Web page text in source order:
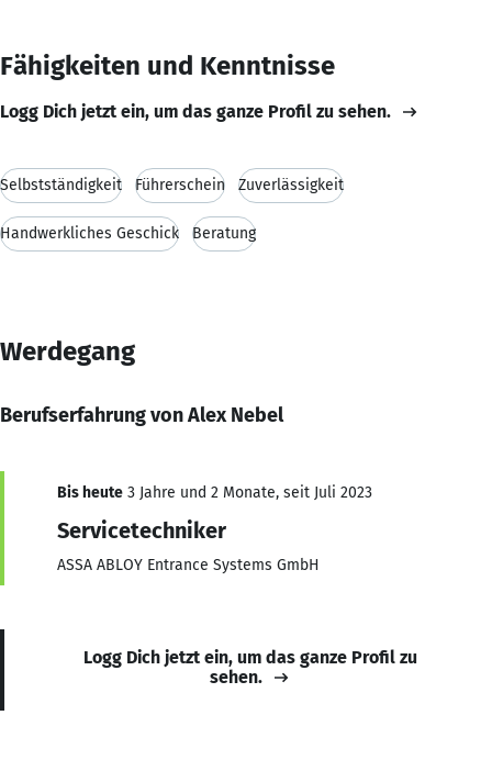
Fähigkeiten und Kenntnisse
Logg Dich jetzt ein, um das ganze Profil zu sehen.
Selbstständigkeit Führerschein Zuverlässigkeit
Handwerkliches Geschick Beratung
Werdegang
Berufserfahrung von Alex Nebel
Bis heute 3 Jahre und 2 Monate, seit Juli 2023
Servicetechniker
ASSA ABLOY Entrance Systems GmbH
Logg Dich jetzt ein, um das ganze Profil zu
sehen.